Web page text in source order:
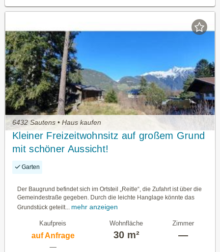
6432 Sautens • Haus kaufen
Kleiner Freizeitwohnsitz auf großem Grund
mit schöner Aussicht!
Garten
Der Baugrund befindet sich im Ortsteil „Reitle“, die Zufahrt ist über die
Gemeindestraße gegeben. Durch die leichte Hanglage könnte das
Grundstück geteilt... mehr anzeigen
Kaufpreis
auf Anfrage
—
Wohnfläche
30 m²
Zimmer
—